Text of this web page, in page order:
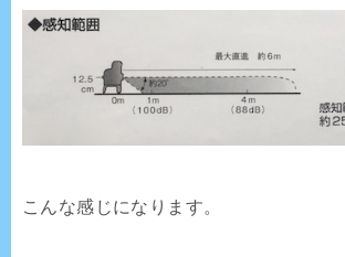
こんな感じになります。